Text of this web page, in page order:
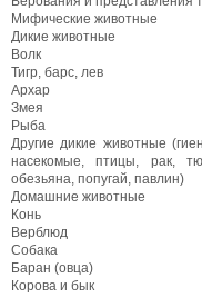
Мифические животные
Дикие животные
Волк
Тигр, барс, лев
Архар
Змея
Рыба
Другие дикие животные
насекомые, птицы, рак,
обезьяна, попугай, павлин)
Домашние животные
Конь
Верблюд
Собака
Баран (овца)
Корова и бык